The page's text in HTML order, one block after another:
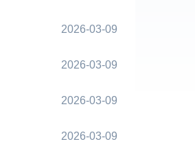
2026-03-09
2026-03-09
2026-03-09
2026-03-09